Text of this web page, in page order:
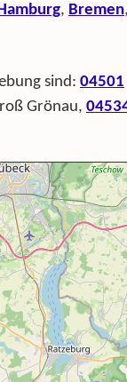
Hamburg, Bremen,
sind: 04501
Grönau,